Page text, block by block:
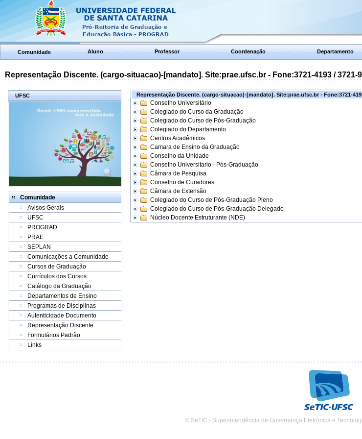
Comunidade Aluno Professor Coordenação Departamento
Representação Discente. (cargo-situacao)-[mandato]. Site:prae.ufsc.br - Fone:3721-4193 /
UFSC
Comunidade
Avisos Gerais
UFSC
PROGRAD
PRAE
SEPLAN
Comunicações a Comunidade
Cursos de Graduação
Currículos dos Cursos
Catálogo da Graduação
Departamentos de Ensino
Programas de Disciplinas
Autenticidade Documento
Representação Discente
Formulários Padrão
Links
Representação Discente. (cargo-situacao)-[mandato]. Site:prae.ufsc.br - Fone:3721-
Conselho Universitário
Colegiado do Curso da Graduação
Colegiado do Curso de Pós-Graduação
Colegiado do Departamento
Centros Acadêmicos
Camara de Ensino da Graduação
Conselho da Unidade
Conselho Universitario - Pós-Graduação
Câmara de Pesquisa
Conselho de Curadores
Câmara de Extensão
Colegiado do Curso de Pós-Graduação Pleno
Colegiado do Curso de Pós-Graduação Delegado
Núcleo Docente Estruturante (NDE)
© SeTIC - Superintendência de Governança Eletrônica e